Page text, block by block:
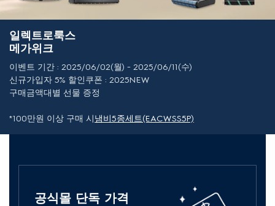
일렉트로룩스
메가위크
이벤트 기간 : 2025/06/02(월) ~ 2025/06/11(수)
신규가입자 5% 할인쿠폰 : 2025NEW
구매금액대별 선물 증정
*100만원 이상 구매 시냄비5종세트(EACWSS5P)
공식몰 단독 가격